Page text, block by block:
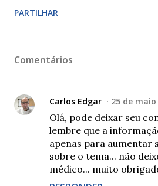
PARTILHAR
Comentários
Carlos Edgar 25 de maio
Olá, pode deixar seu
lembre que a
apenas para aumentar
sobre o tema... não
médico... muito